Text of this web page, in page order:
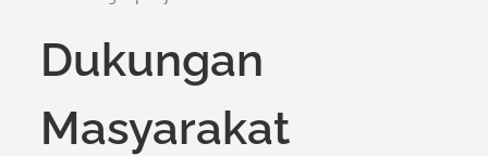
Dukungan
Masyarakat